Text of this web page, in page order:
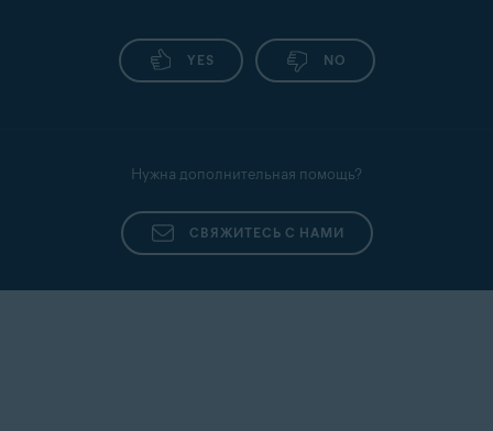
YES NO
Нужна дополнительная помощь?
СВЯЖИТЕСЬ С НАМИ